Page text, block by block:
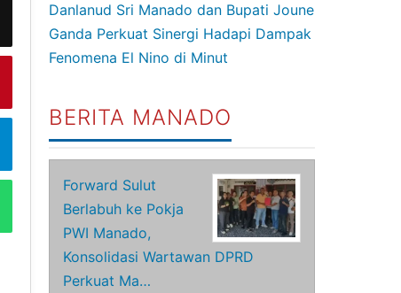
Danlanud Sri Manado dan Bupati Joune
Ganda Perkuat Sinergi Hadapi Dampak
Fenomena El Nino di Minut
BERITA MANADO
Forward Sulut
Berlabuh ke Pokja
PWI Manado,
Konsolidasi Wartawan DPRD
Perkuat Ma…